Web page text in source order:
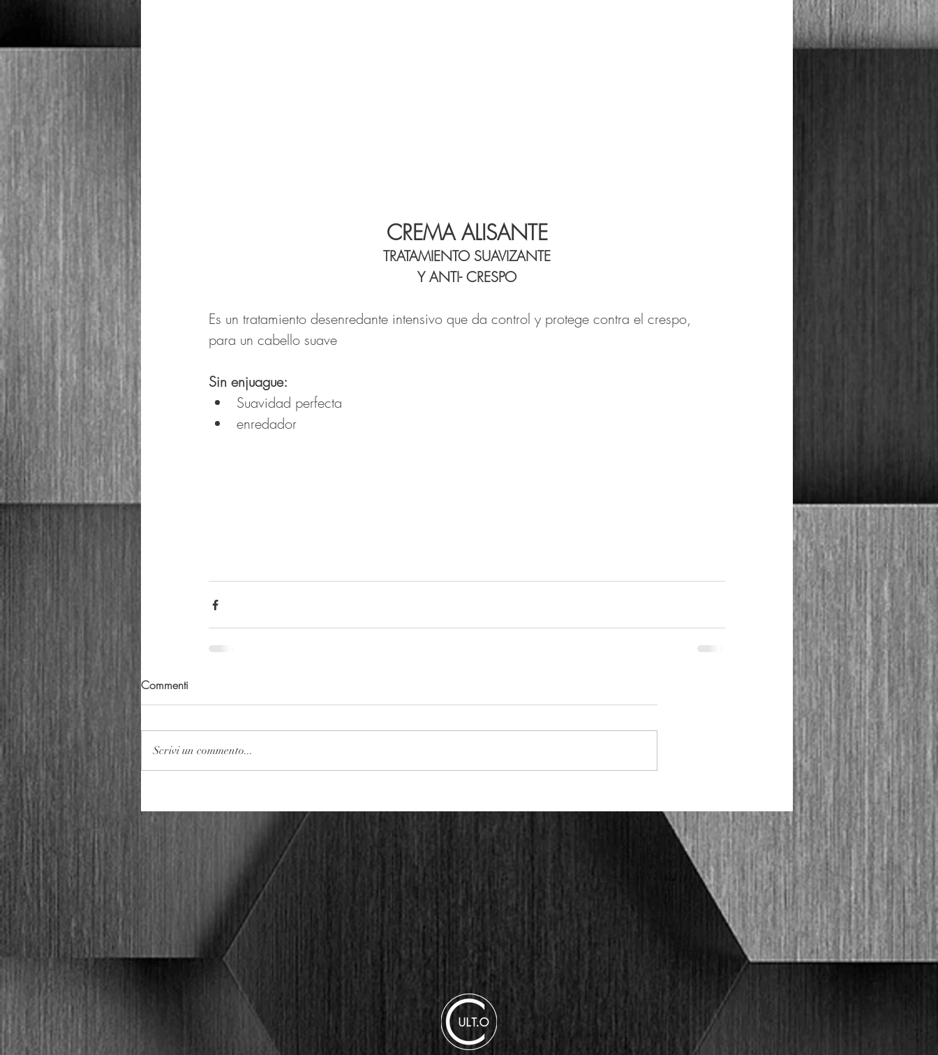
CREMA ALISANTE
TRATAMIENTO SUAVIZANTE
Y ANTI- CRESPO
Es un tratamiento desenredante intensivo que da control y protege contra el crespo,
para un cabello suave
Sin enjuague:
Suavidad perfecta
enredador
Commenti
Scrivi un commento...